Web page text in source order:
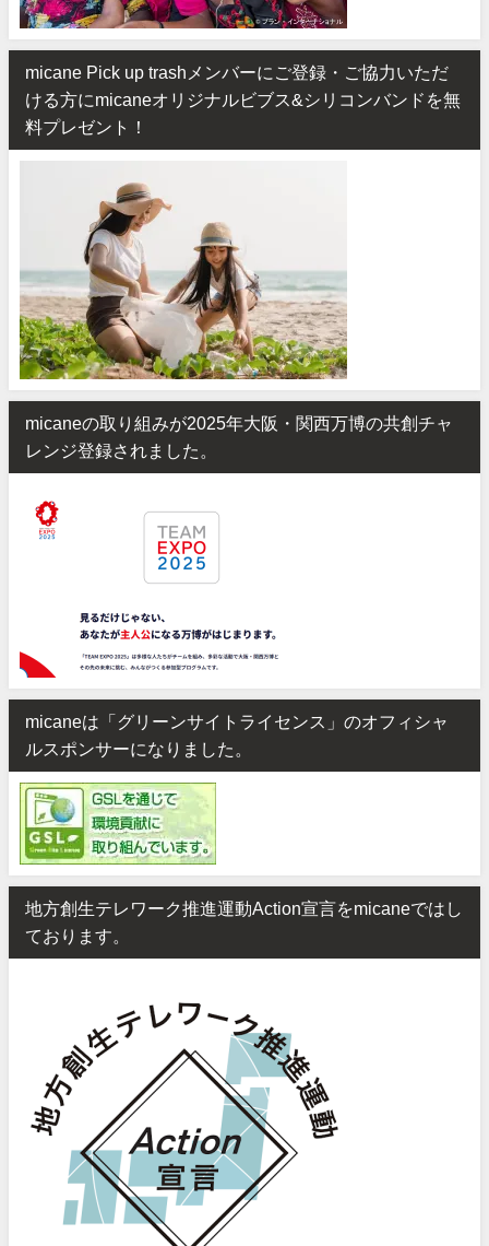
micane Pick up trashメンバーにご登録・ご協力いただ
ける方にmicaneオリジナルビブス&シリコンバンドを無
料プレゼント！
micaneの取り組みが2025年大阪・関西万博の共創チャ
レンジ登録されました。
micaneは「グリーンサイトライセンス」のオフィシャ
ルスポンサーになりました。
地方創生テレワーク推進運動Action宣言をmicaneではし
ております。